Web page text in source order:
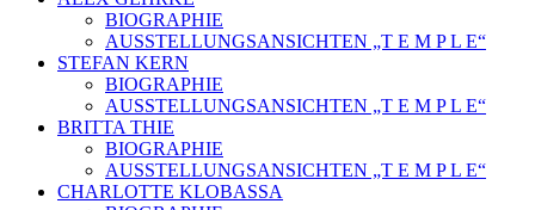
BIOGRAPHIE
AUSSTELLUNGSANSICHTEN „T E M P L E“
STEFAN KERN
BIOGRAPHIE
AUSSTELLUNGSANSICHTEN „T E M P L E“
BRITTA THIE
BIOGRAPHIE
AUSSTELLUNGSANSICHTEN „T E M P L E“
CHARLOTTE KLOBASSA